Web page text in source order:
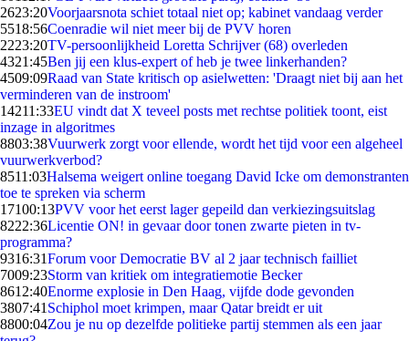
2623:20Voorjaarsnota schiet totaal niet op; kabinet vandaag verder
5518:56Coenradie wil niet meer bij de PVV horen
2223:20TV-persoonlijkheid Loretta Schrijver (68) overleden
4321:45Ben jij een klus-expert of heb je twee linkerhanden?
4509:09Raad van State kritisch op asielwetten: 'Draagt niet bij aan het
verminderen van de instroom'
14211:33EU vindt dat X teveel posts met rechtse politiek toont, eist
inzage in algoritmes
8803:38Vuurwerk zorgt voor ellende, wordt het tijd voor een algeheel
vuurwerkverbod?
8511:03Halsema weigert online toegang David Icke om demonstranten
toe te spreken via scherm
17100:13PVV voor het eerst lager gepeild dan verkiezingsuitslag
8222:36Licentie ON! in gevaar door tonen zwarte pieten in tv-
programma?
9316:31Forum voor Democratie BV al 2 jaar technisch failliet
7009:23Storm van kritiek om integratiemotie Becker
8612:40Enorme explosie in Den Haag, vijfde dode gevonden
3807:41 Schiphol moet krimpen, maar Qatar breidt er uit
8800:04Zou je nu op dezelfde politieke partij stemmen als een jaar